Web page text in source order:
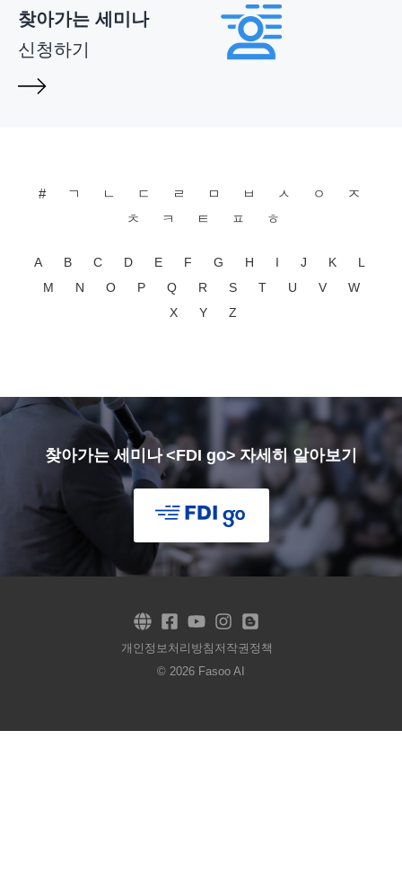
찾아가는 세미나
신청하기
# ㄱ ㄴ ㄷ ㄹ ㅁ ㅂ ㅅ ㅇ
ㅈ
ㅊ
ㅋ ㅌ ㅍ ㅎ
A B C D E F G H I J K
L
M
N O P Q R S T U V
W
X
Y Z
찾아가는 세미나 <FDI go> 자세히 알아보기
개인정보처리방침 저작권정책
© 2026 Fasoo AI